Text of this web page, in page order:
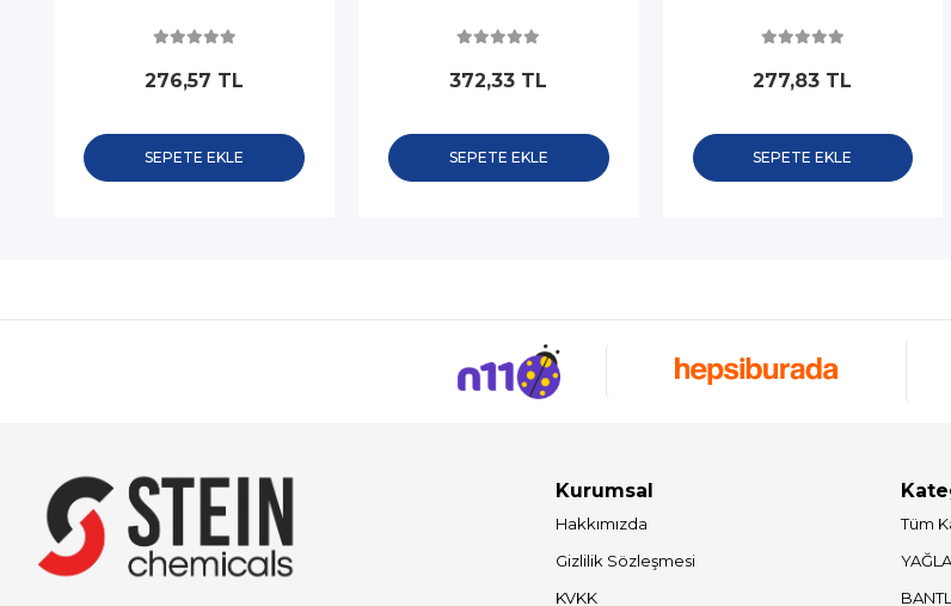
276,57 TL
SEPETE EKLE
372,33 TL
SEPETE EKLE
277,83 TL
SEPETE EKLE
Kurumsal
Hakkımızda
Gizlilik Sözleşmesi
KVKK
Tüm